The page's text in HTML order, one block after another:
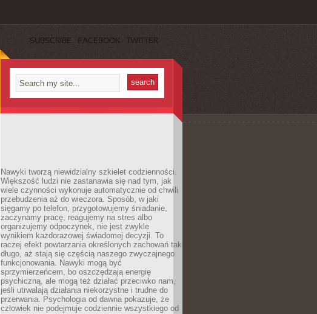
SUBSCRIBE FACEBOOK TWITTER
Nawyki tworzą niewidzialny szkielet codzienności.
Większość ludzi nie zastanawia się nad tym, jak
wiele czynności wykonuje automatycznie od chwili
przebudzenia aż do wieczora. Sposób, w jaki
sięgamy po telefon, przygotowujemy śniadanie,
zaczynamy pracę, reagujemy na stres albo
organizujemy odpoczynek, nie jest zwykle
wynikiem każdorazowej świadomej decyzji. To
raczej efekt powtarzania określonych zachowań tak
długo, aż stają się częścią naszego zwyczajnego
funkcjonowania. Nawyki mogą być
sprzymierzeńcem, bo oszczędzają energię
psychiczną, ale mogą też działać przeciwko nam,
jeśli utrwalają działania niekorzystne i trudne do
przerwania. Psychologia od dawna pokazuje, że
człowiek nie podejmuje codziennie wszystkiego od